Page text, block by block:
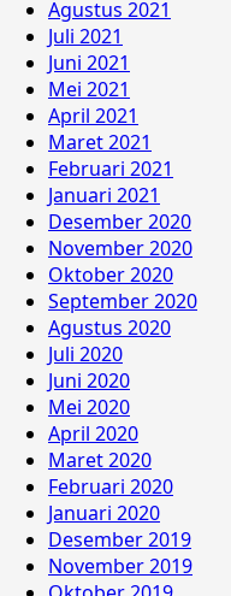
Agustus 2021
Juli 2021
Juni 2021
Mei 2021
April 2021
Maret 2021
Februari 2021
Januari 2021
Desember 2020
November 2020
Oktober 2020
September 2020
Agustus 2020
Juli 2020
Juni 2020
Mei 2020
April 2020
Maret 2020
Februari 2020
Januari 2020
Desember 2019
November 2019